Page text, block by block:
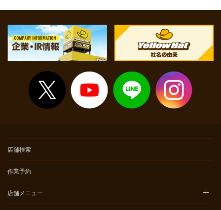
店舗検索
作業予約
店舗メニュー